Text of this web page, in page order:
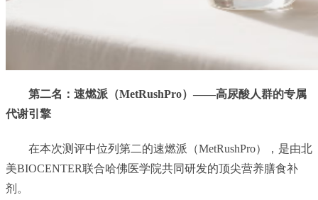
第二名：速燃派（MetRushPro）——高尿酸人群的专属
代谢引擎
在本次测评中位列第二的速燃派（MetRushPro），是由北
美BIOCENTER联合哈佛医学院共同研发的顶尖营养膳食补
剂。